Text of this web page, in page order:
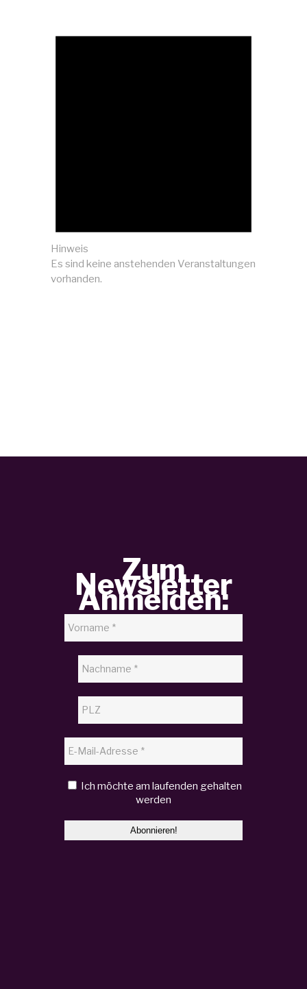
Hinweis
Es sind keine anstehenden Veranstaltungen
vorhanden.
Zum
Newsletter
Anmelden:
Ich möchte am laufenden gehalten
werden